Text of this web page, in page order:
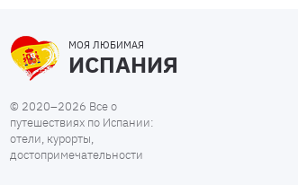
МОЯ ЛЮБИМАЯ
ИСПАНИЯ
© 2020–2026 Все о
путешествиях по Испании:
отели, курорты,
достопримечательности